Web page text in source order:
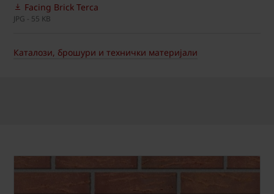
Facing Brick Terca
JPG - 55 KB
Каталози, брошури и технички материјали